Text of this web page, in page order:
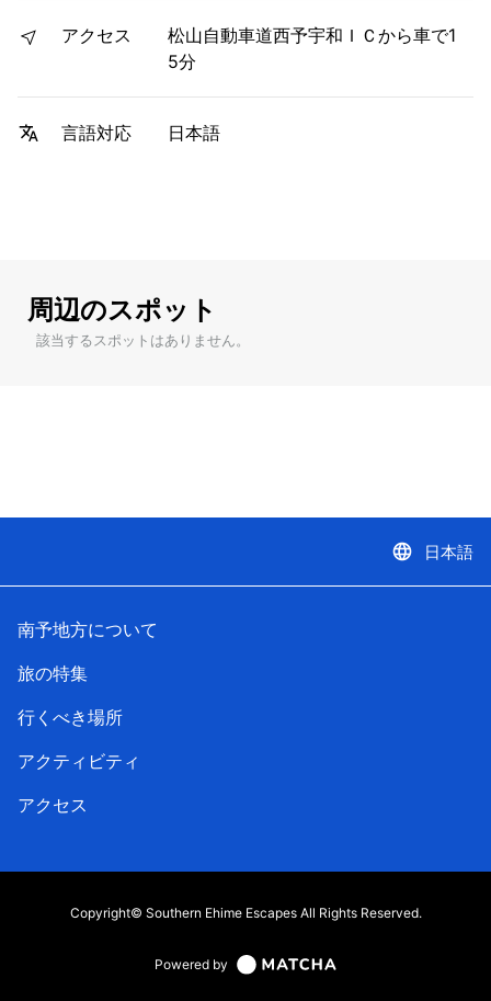
アクセス
松山自動車道西予宇和ＩＣから車で1
5分
言語対応 日本語
周辺のスポット
該当するスポットはありません。
language 日本語
南予地方について
旅の特集
行くべき場所
アクティビティ
アクセス
Copyright© Southern Ehime Escapes All Rights Reserved.
Powered by